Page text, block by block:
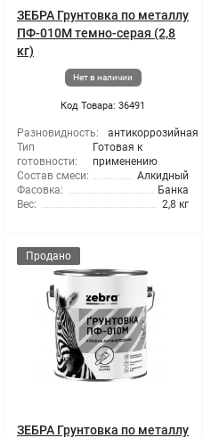
ЗЕБРА Грунтовка по металлу
ПФ-010М темно-серая (2,8
кг)
Нет в наличии
Код Товара: 36491
Разновидность:
антикоррозийная
Тип
готовности:
Готовая к
применению
Состав смеси:
Алкидный
Фасовка:
Банка
Вес:
2,8 кг
Продано
ЗЕБРА Грунтовка по металлу